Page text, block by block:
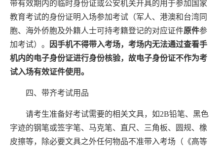
带有效期内的临时身份证或公安机关开具的用于参加国家
教育考试的身份证明入场参加考试（军人、港澳和台湾同
胞、海外侨胞及外籍人士可持考籍登记的对应证件原件参
加考试）。
因手机不得带入考场，考场内无法通过查看手
机内的电子身份证进行身份核验，故电子身份证不作为考
试入场有效证件使用。
四、带齐考试用品
请考生准备好考试需要的相关文具，如2B铅笔、黑色
字迹的钢笔或签字笔、马克笔、直尺、三角板、圆规、橡
皮擦等，除必要文具之外任何物品不准带入考场（《高等